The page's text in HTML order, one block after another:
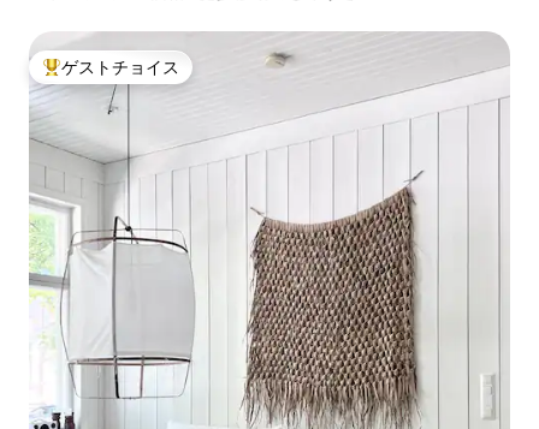
大好評のゲストチョイスです。
ゲストチョイス